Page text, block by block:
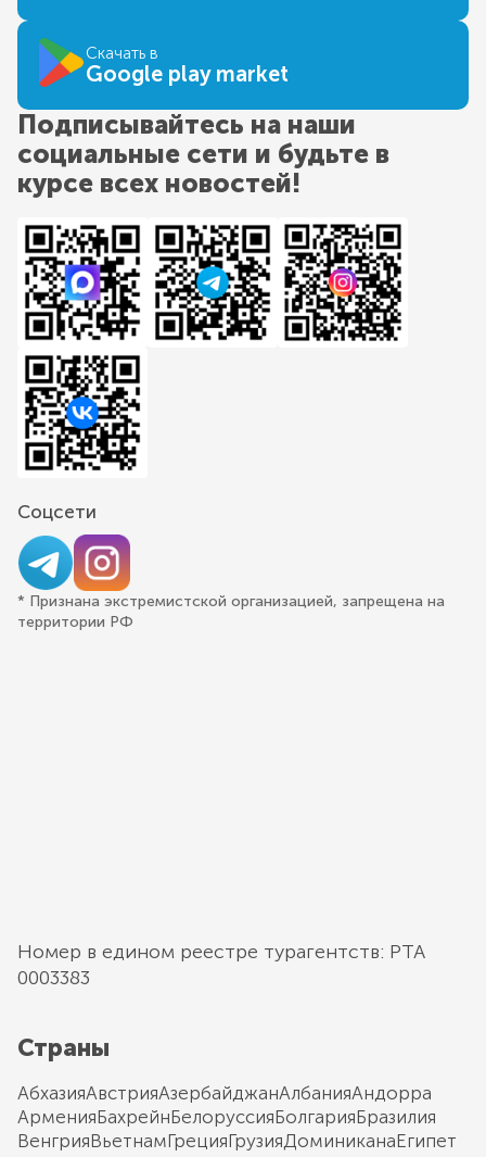
Скачать в
Google play market
Подписывайтесь на наши
социальные сети и будьте в
курсе всех новостей!
Соцсети
* Признана экстремистской организацией, запрещена на
территории РФ
Номер в едином реестре турагентств: РТА
0003383
Страны
АбхазияАвстрияАзербайджанАлбанияАндорра
АрменияБахрейнБелоруссияБолгарияБразилия
ВенгрияВьетнамГрецияГрузияДоминиканаЕгипет